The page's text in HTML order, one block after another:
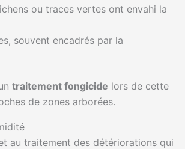
ou traces vertes ont envahi la
souvent encadrés par la
traitement fongicide lors de cette
de zones arborées.
au traitement des détériorations qui